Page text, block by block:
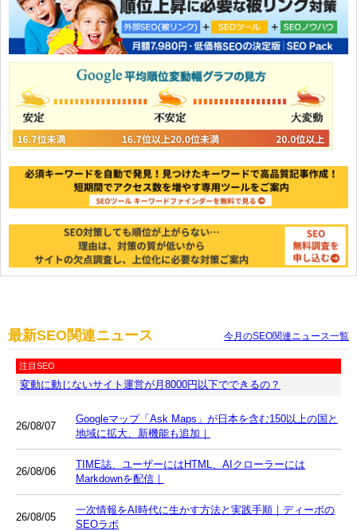
最新SEO関連ニュース 今月のSEO関連ニュース一覧
注目SEO
変動に動じないサイト運営が月8000円以下でできるの？
26/08/07
Googleマップ「Ask Maps」が日本を含む150以上の国と
地域に拡大、新機能も追加｜
26/08/06
TIME誌、ユーザーにはHTML、AIクローラーには
Markdownを配信｜
26/08/05
一次情報をAI時代に生かす方法と実践手順｜ディーボの
SEOラボ